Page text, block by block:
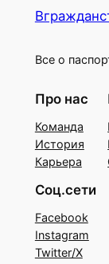
Все о
Про нас
Команда
История
Карьера
Соц.сети
Facebook
Instagram
Twitter/X